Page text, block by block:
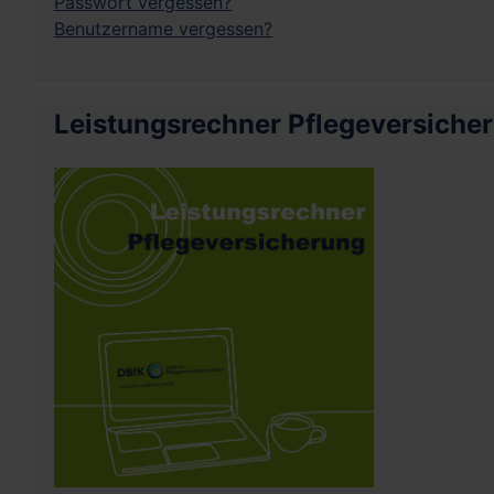
Benutzername vergessen?
Leistungsrechner